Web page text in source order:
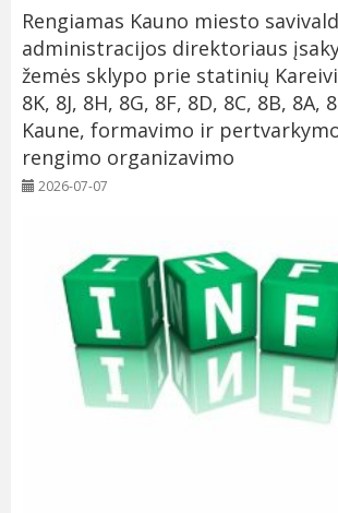
Rengiamas Kauno miesto
administracijos direktoriaus
žemės sklypo prie statinių
8K, 8J, 8H, 8G, 8F, 8D, 8C, 8B, 8A,
Kaune, formavimo ir
rengimo organizavimo
2026-07-07